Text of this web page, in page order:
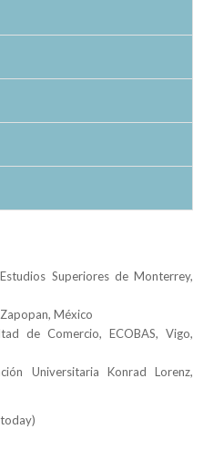
Superiores de Monterrey,
México
de Comercio, ECOBAS, Vigo,
Universitaria Konrad Lorenz,